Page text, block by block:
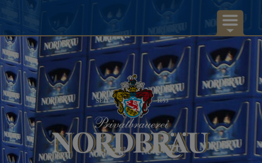
NORDBRÄU
UNSERE BIERE
RUND UMS BIER...
AKTUELLES